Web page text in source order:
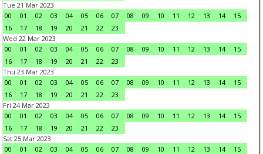
Tue 21 Mar 2023
00
01 02 03 04 05 06 07 08 09 10 11 12 13 14
15
16
17 18 19 20 21 22
23
Wed 22 Mar 2023
00
01 02 03 04 05 06 07 08 09 10 11 12 13 14
15
16
17 18 19 20 21 22
23
Thu 23 Mar 2023
00
01 02 03 04 05 06 07 08 09 10 11 12 13 14
15
16
17 18 19 20 21 22
23
Fri 24 Mar 2023
00
01 02 03 04 05 06 07 08 09 10 11 12 13 14
15
16
17 18 19 20 21 22
23
Sat 25 Mar 2023
00
01 02 03 04 05 06 07 08 09 10 11 12 13 14
15